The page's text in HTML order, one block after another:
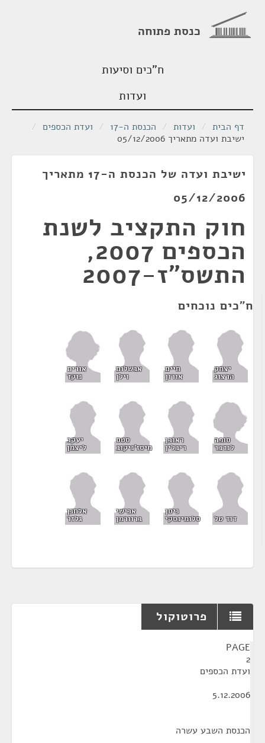
כנסת פתוחה
ח"כים וסיעות
ועדות
דף הבית / ועדות / הכנסת ה-17 / ועדת הכספים /
ישיבת ועדה מתאריך 05/12/2006
ישיבת ועדה של הכנסת ה-17 מתאריך
05/12/2006
חוק התקציב לשנת
הכספים 2007,
התשס"ז-2007
ח"כים נוכחים
יצחק
הרצוג
חיים
אורון
אבשלום
וילן
אורית
נוקד
סופה
לנדבר
ראובן
ריבלין
סטס
מיסז'ניקוב
יעקב
ליצמן
דוד טל
ניסן
סלומינסקי
אבישי
ברוורמן
אלחנן
גלזר
פרוטוקול
PAGE
2
ועדת הכספים
5.12.2006
הכנסת השבע עשרה